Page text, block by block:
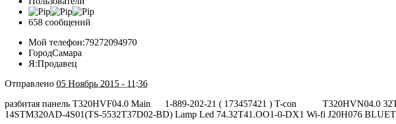
658 сообщений
Мой телефон:79272094970
ГородСамара
Я:Продавец
Отправлено 05 Ноябрь 2015 - 11:36
разбитая панель T320HVF04.0 Main 1-889-202-21 ( 173457421 ) T-con T320HVN04.0
14STM320AD-4S01(TS-5532T37D02-BD) Lamp Led 74.32T41.OO1-0-DX1 Wi-fi J20H076